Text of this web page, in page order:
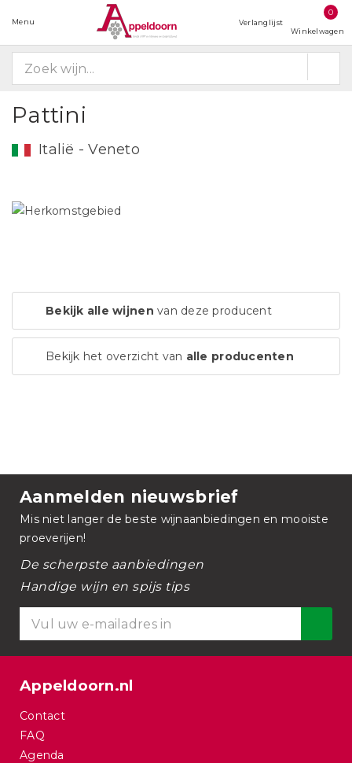
Menu Verlanglijst
0
Winkelwagen
Pattini
Italië - Veneto
Bekijk alle wijnen van deze producent
Bekijk het overzicht van alle producenten
Aanmelden nieuwsbrief
Mis niet langer de beste wijnaanbiedingen en mooiste
proeverijen!
De scherpste aanbiedingen
Handige wijn en spijs tips
Appeldoorn.nl
Contact
FAQ
Agenda